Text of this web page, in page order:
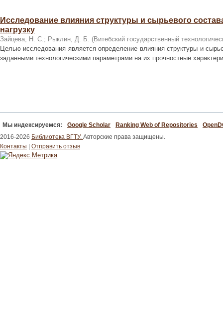
Исследование влияния структуры и сырьевого
нагрузку
Зайцева, Н. С.; Рыклин, Д. Б. (Витебский государственный
Целью исследования является определение влияния структуры и
заданными технологическими параметрами на их прочностные
Мы индексируемся: Google Scholar Ranking Web of Repositories
2016-2026 Библиотека ВГТУ. Авторские права защищены.
Контакты
Отправить отзыв